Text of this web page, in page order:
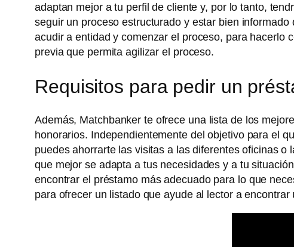
adaptan mejor a tu perfil de cliente y, por lo tanto,
seguir un proceso estructurado y estar bien
acudir a entidad y comenzar el proceso, para hacerlo
previa que permita agilizar el proceso.
Requisitos para pedir un
Además, Matchbanker te ofrece una lista de los
honorarios. Independientemente del objetivo para el
puedes ahorrarte las visitas a las diferentes oficinas
que mejor se adapta a tus necesidades y a tu
encontrar el préstamo más adecuado para lo que
para ofrecer un listado que ayude al lector a